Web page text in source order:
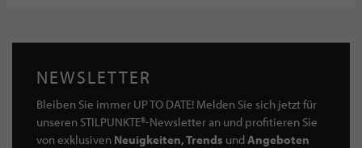
NEWSLETTER
Bleiben Sie immer UP TO DATE! Melden Sie sich jetzt für
unseren STILPUNKTE®-Newsletter an und profitieren Sie
von exklusiven Neuigkeiten, Trends undAngeboten